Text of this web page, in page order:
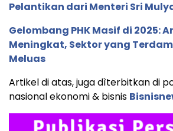
Pelantikan dari Menteri Sri
Gelombang PHK Masif di 2025:
Meningkat, Sektor yang
Meluas
Artikel di atas, juga dìterbitkan di
nasional ekonomi & bisnis